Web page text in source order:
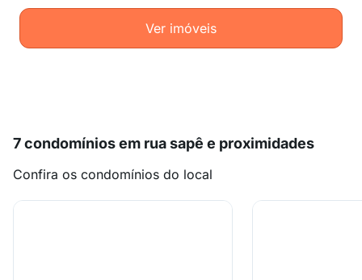
Ver imóveis
7 condomínios em rua sapê e proximidades
Confira os condomínios do local